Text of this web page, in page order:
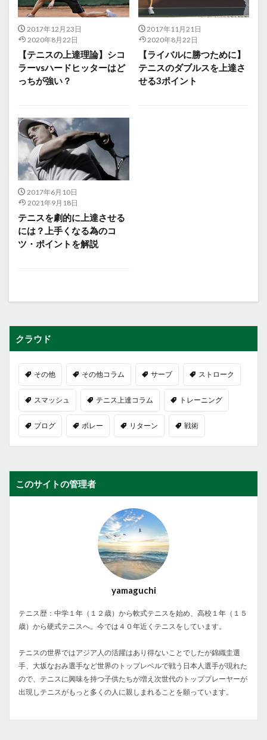
2017年12月23日
2020年8月22日
【テニスの上達理論】シコ
ラーvsハードヒッターはど
っちが強い？
2017年11月21日
2020年8月22日
【ライバルに勝つために】
テニスのダブルスを上達さ
せる3ポイント
2017年6月10日
2021年9月18日
テニスを劇的に上達させる
には？上手くなる為のコ
ツ・ポイントを解説
クラウド
その他 その他コラム サーブ ストローク
スマッシュ テニス上達コラム トレーニング
ブログ ボレー リターン 戦術
このサイトの管理者
yamaguchi
テニス歴：中学１年（１２歳）から軟式テニスを始め、高校１年（１５
歳）から硬式テニスへ。今では４０年近くテニスをしています。
テニスの世界ではアジア人の活躍はあり得ないことでしたが錦織圭選
手、大坂なおみ選手など世界のトップレベルで戦う日本人選手が現れた
ので、テニスに興味を持つ子供たちが増え次世代のトッププレーヤーが
出現しテニスがもっと多くの人に親しまれることを願っています。